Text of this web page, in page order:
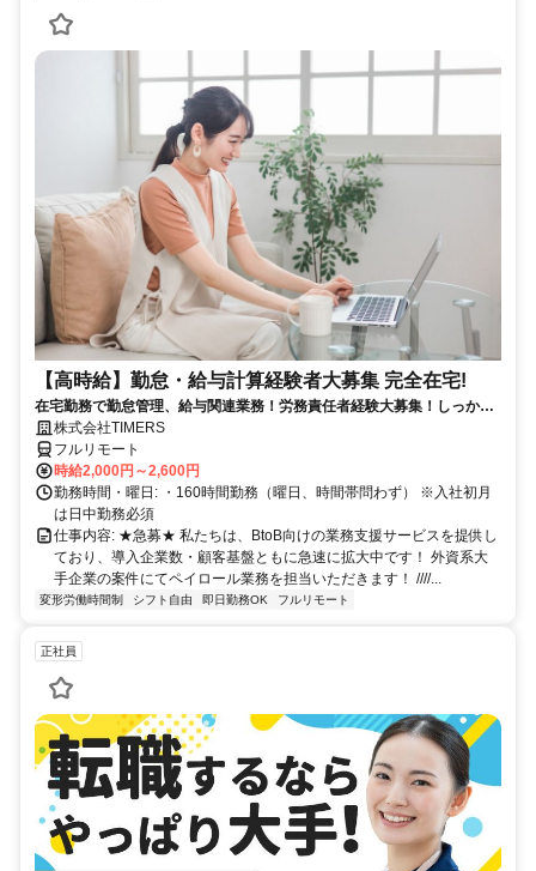
【高時給】勤怠・給与計算経験者大募集 完全在宅!
在宅勤務で勤怠管理、給与関連業務！労務責任者経験大募集！しっかり
稼ぎたい方、注目！
株式会社TIMERS
フルリモート
時給2,000円～2,600円
勤務時間・曜日: ・160時間勤務（曜日、時間帯問わず） ※入社初月
は日中勤務必須
仕事内容: ★急募★ 私たちは、BtoB向けの業務支援サービスを提供し
ており、導入企業数・顧客基盤ともに急速に拡大中です！ 外資系大
手企業の案件にてペイロール業務を担当いただきます！ ////...
変形労働時間制 シフト自由 即日勤務OK フルリモート
正社員